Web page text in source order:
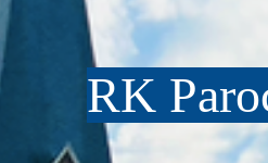
RK